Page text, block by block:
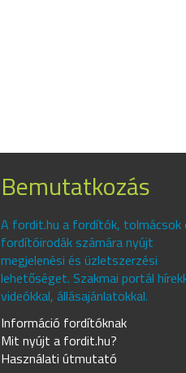
Bemutatkozás
A fordit.hu a fordítók, tolmácsok
fordítóirodák számára nyújt
megjelenési és üzletszerzési
lehetőséget. Szakmai portál
videókkal, állásajánlatokkal.
Információ fordítóknak
Mit nyújt a fordit.hu?
Használati útmutató